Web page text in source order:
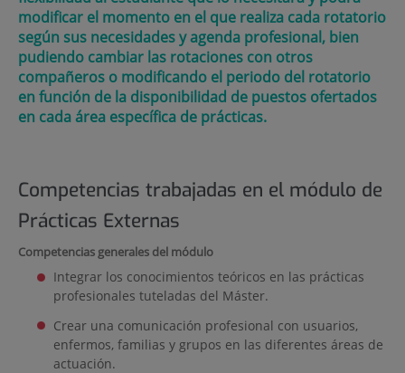
modificar el momento en el que realiza cada rotatorio
según sus necesidades y agenda profesional, bien
pudiendo cambiar las rotaciones con otros
compañeros o modificando el periodo del rotatorio
en función de la disponibilidad de puestos ofertados
en cada área específica de prácticas.
Competencias trabajadas en el módulo de
Prácticas Externas
Competencias generales del módulo
Integrar los conocimientos teóricos en las prácticas
profesionales tuteladas del Máster.
Crear una comunicación profesional con usuarios,
enfermos, familias y grupos en las diferentes áreas de
actuación.